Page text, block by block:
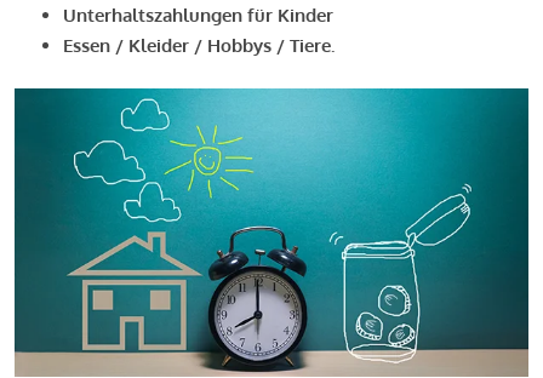
Unterhaltszahlungen für Kinder
Essen / Kleider / Hobbys / Tiere.